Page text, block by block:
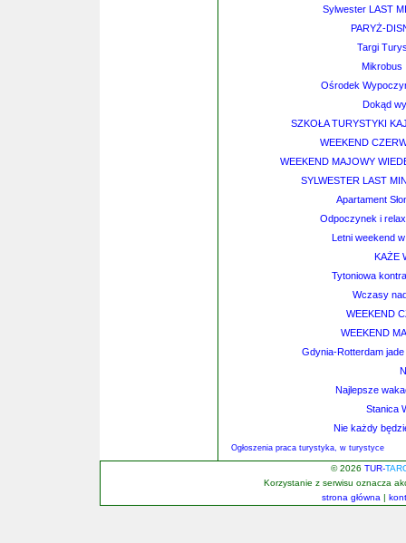
Sylwester LAST
PARYŻ-
Targi
Mikrobus
Ośrodek
Dokąd
SZKOŁA TURYSTYKI
WEEKEND
WEEKEND MAJOWY
SYLWESTER LAST
Apartament
Odpoczynek i
Letni weekend
KAŻE
Tytoniowa
Wczasy
WEEKEND
WEEKEND
Gdynia-Rotterdam
Najlepsze
Stanica
Nie każdy
Ogłoszenia praca turystyka, w turystyce
© 2026 TUR-
Korzystanie z serwisu oznacza
strona główna |